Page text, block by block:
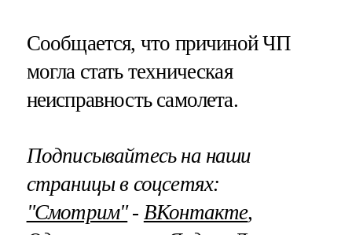
Сообщается, что причиной ЧП
могла стать техническая
неисправность самолета.
Подписывайтесь на наши
страницы в соцсетях:
"Смотрим"‐ ВКонтакте,